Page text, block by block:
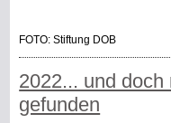
FOTO: Stiftung DOB
2022... und doch
gefunden